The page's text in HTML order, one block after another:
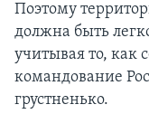
Поэтому
должна быть
учитывая то, как
командование
грустненько.